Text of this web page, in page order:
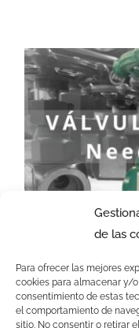
de las
Para ofrecer las mejores
cookies para almacenar y/
consentimiento de estas
el comportamiento de
sitio. No consentir o retirar
Válvulas
Cómo
Válvulas de
Mecesa